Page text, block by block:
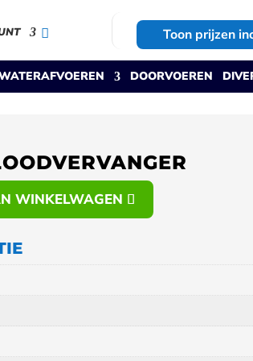
Toon prijzen
DOORVOEREN
WINKELWAGEN